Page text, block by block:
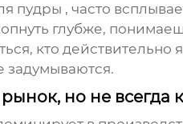
пудры , часто
глубже,
кто действительно
задумываются.
но не всегда